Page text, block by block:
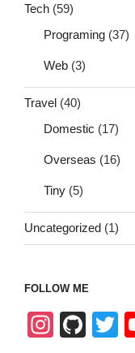
Tech (59)
Programing (37)
Web (3)
Travel (40)
Domestic (17)
Overseas (16)
Tiny (5)
Uncategorized (1)
FOLLOW ME
In
Gi T